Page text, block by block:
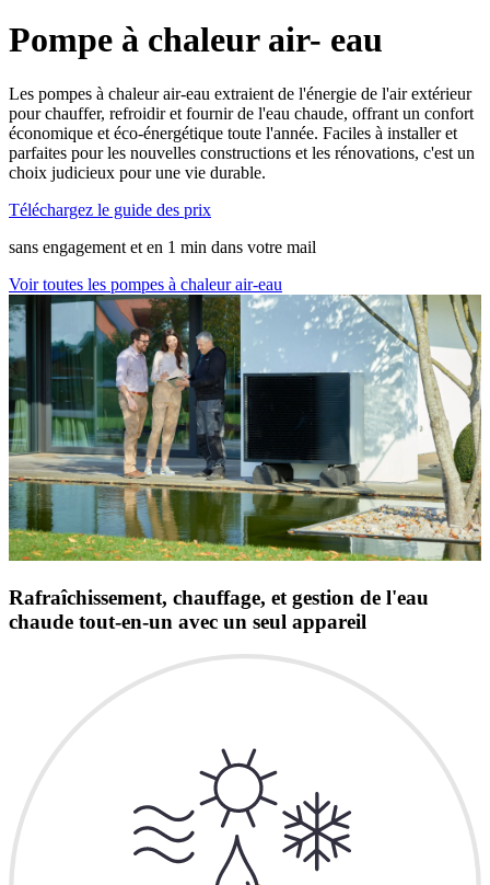
Pompe à chaleur air- eau
Les pompes à chaleur air-eau extraient de l'énergie de l'air extérieur
pour chauffer, refroidir et fournir de l'eau chaude, offrant un confort
économique et éco-énergétique toute l'année. Faciles à installer et
parfaites pour les nouvelles constructions et les rénovations, c'est un
choix judicieux pour une vie durable.
Téléchargez le guide des prix
sans engagement et en 1 min dans votre mail
Voir toutes les pompes à chaleur air-eau
Rafraîchissement, chauffage, et gestion de l'eau
chaude tout-en-un avec un seul appareil